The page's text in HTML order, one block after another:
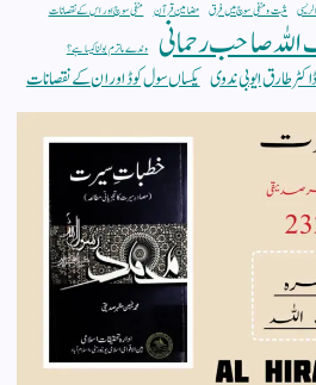
مثبت و منفی سوچ میں فرق مضامین قرآن منفی سوچ اور اس کے نقصانات
اللہ صاحب رحمانی وندے ماترم بولنا کیسا ہے ؟
طارق ایوبی ندوی یکساں سول کوڈ اور ان کے نقصانات